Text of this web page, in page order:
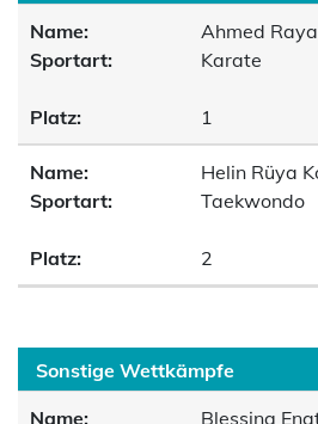
Name:
Ahmed
Sportart:
Karate
Platz: 1
Name:
Helin Rüya
Sportart:
Taekwondo
Platz: 2
Sonstige Wettkämpfe
Name:
Blessing